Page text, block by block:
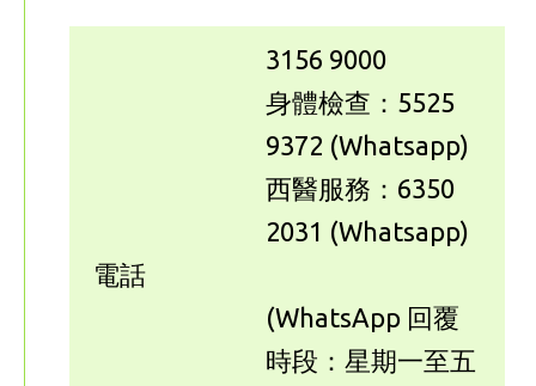
電話
3156 9000
身體檢查：5525
9372 (Whatsapp)
西醫服務：6350
2031 (Whatsapp)
(WhatsApp 回覆
時段：星期一至五